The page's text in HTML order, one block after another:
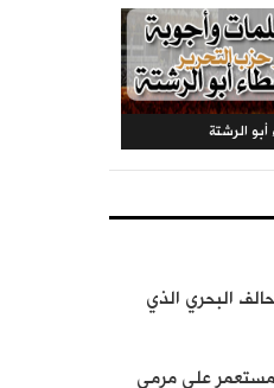
الرشتة
البحري الذي
على مرمى